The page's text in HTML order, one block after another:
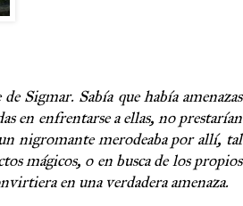
Sigmar. Sabía que había amenazas
en enfrentarse a ellas, no prestarían
nigromante merodeaba por allí, tal
mágicos, o en busca de los propios
en una verdadera amenaza.